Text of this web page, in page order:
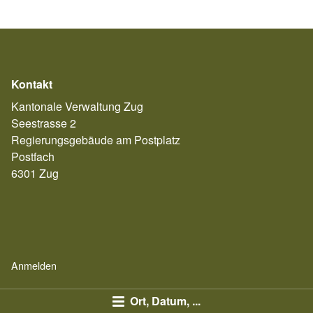
Ort, Datum, ...
Kontakt
Kantonale Verwaltung Zug
Seestrasse 2
Regierungsgebäude am Postplatz
Postfach
6301 Zug
Anmelden